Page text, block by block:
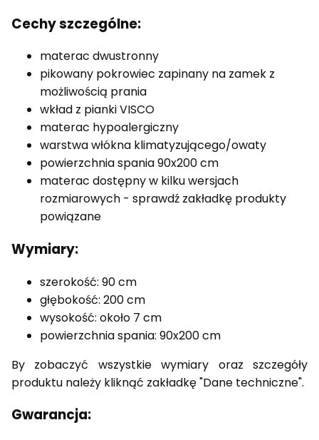
Cechy szczególne:
materac dwustronny
pikowany pokrowiec zapinany na zamek z
możliwością prania
wkład z pianki VISCO
materac hypoalergiczny
warstwa włókna klimatyzującego/owaty
powierzchnia spania 90x200 cm
materac dostępny w kilku wersjach
rozmiarowych - sprawdź zakładkę produkty
powiązane
Wymiary:
szerokość: 90 cm
głębokość: 200 cm
wysokość: około 7 cm
powierzchnia spania: 90x200 cm
By zobaczyć wszystkie wymiary oraz szczegóły
produktu należy kliknąć zakładkę "Dane techniczne".
Gwarancja: